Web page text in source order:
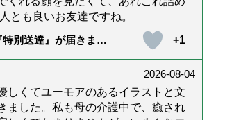
とも良いお友達ですね。
別送達』が届きまし
+1
2026-08-04
しくてユーモアのあるイラストと文
ました。私も母の介護中で、癒され